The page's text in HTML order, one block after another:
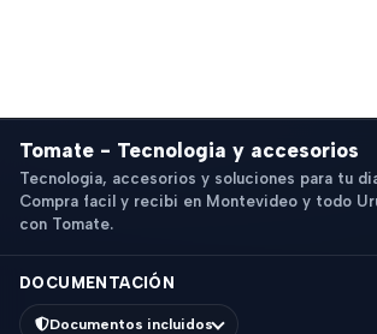
Tomate - Tecnologia y accesorios
Tecnologia, accesorios y soluciones para tu
Compra facil y recibi en Montevideo y todo
con Tomate.
DOCUMENTACIÓN
Documentos incluidos